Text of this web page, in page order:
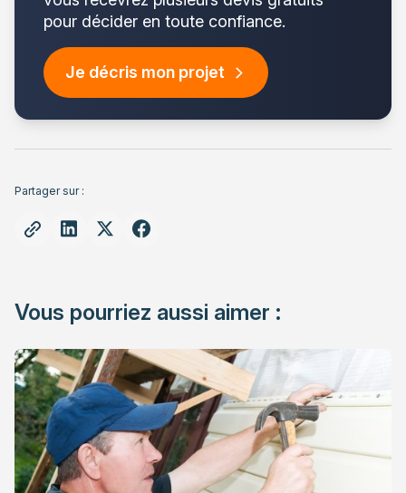
pour décider en toute confiance.
Je décris mon projet
Partager sur :
Vous pourriez aussi aimer :